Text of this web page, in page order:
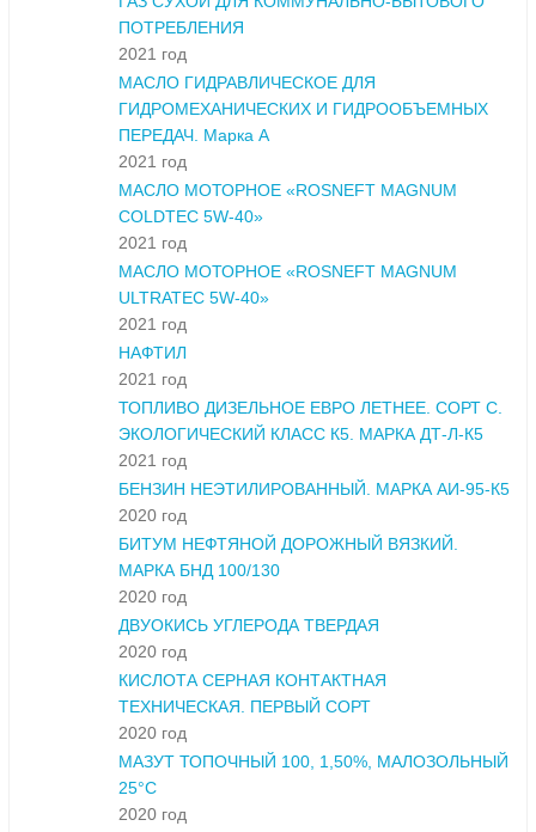
ПОТРЕБЛЕНИЯ
2021 год
МАСЛО ГИДРАВЛИЧЕСКОЕ ДЛЯ
ГИДРОМЕХАНИЧЕСКИХ И ГИДРООБЪЕМНЫХ
ПЕРЕДАЧ. Марка А
2021 год
МАСЛО МОТОРНОЕ «ROSNEFT MAGNUM
COLDTEC 5W-40»
2021 год
МАСЛО МОТОРНОЕ «ROSNEFT MAGNUM
ULTRATEC 5W-40»
2021 год
НАФТИЛ
2021 год
ТОПЛИВО ДИЗЕЛЬНОЕ ЕВРО ЛЕТНЕЕ. СОРТ С.
ЭКОЛОГИЧЕСКИЙ КЛАСС К5. МАРКА ДТ-Л-К5
2021 год
БЕНЗИН НЕЭТИЛИРОВАННЫЙ. МАРКА АИ-95-К5
2020 год
БИТУМ НЕФТЯНОЙ ДОРОЖНЫЙ ВЯЗКИЙ.
МАРКА БНД 100/130
2020 год
ДВУОКИСЬ УГЛЕРОДА ТВЕРДАЯ
2020 год
КИСЛОТА СЕРНАЯ КОНТАКТНАЯ
ТЕХНИЧЕСКАЯ. ПЕРВЫЙ СОРТ
2020 год
МАЗУТ ТОПОЧНЫЙ 100, 1,50%, МАЛОЗОЛЬНЫЙ
25°С
2020 год